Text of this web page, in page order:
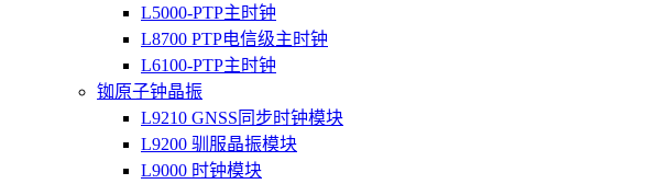
L5000-PTP主时钟
L8700 PTP电信级主时钟
L6100-PTP主时钟
铷原子钟晶振
L9210 GNSS同步时钟模块
L9200 驯服晶振模块
L9000 时钟模块